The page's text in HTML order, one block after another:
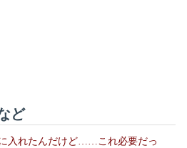
ど
入れたんだけど……これ必要だっ